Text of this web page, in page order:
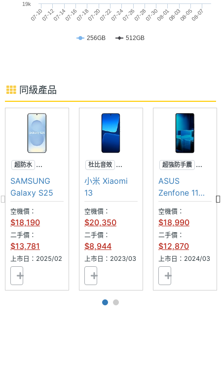
480Mb/s)
15W Qi2 無線充電。
放預購，預計 3 月 11 日正式上市。
※本文為 SOGI 手機王版權所有，未經授權不得轉載使用※
主相機
Yes
UHD
4K錄影
前相機
前相機
感光元
件
前相機
光圈F
1.9
前相機
自動對
焦
前相機
Yes
256GB 512GB
07-1007-1207-1407-1607-1807-2007-2207-2407-2607-2807-3008-0108-0308-0508-07
19k
同級產品
超防水
專業攝影
AI手機
SAMSUNG
Galaxy S25
空機價：
$18,190
二手價：
$13,781
上市日：2025/02
杜比音效
超防水
徠卡影像
小米 Xiaomi
13
空機價：
$20,350
二手價：
$8,944
上市日：2023/03
超強防手震
無線充電
AI手機
ASUS
Zenfone 11
Ultra 256GB
空機價：
$18,990
二手價：
$12,870
上市日：2024/03